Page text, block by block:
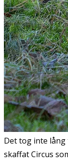
Det tog inte lång
skaffat Circus